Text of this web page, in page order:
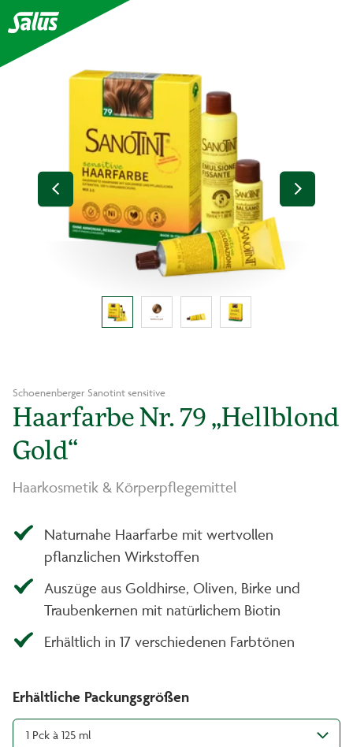
Schoenenberger Sanotint sensitive
Haarfarbe Nr. 79 „Hellblond
Gold“
Haarkosmetik & Körperpflegemittel
Naturnahe Haarfarbe mit wertvollen
pflanzlichen Wirkstoffen
Auszüge aus Goldhirse, Oliven, Birke und
Traubenkernen mit natürlichem Biotin
Erhältlich in 17 verschiedenen Farbtönen
Erhältliche Packungsgrößen
1 Pck à 125 ml